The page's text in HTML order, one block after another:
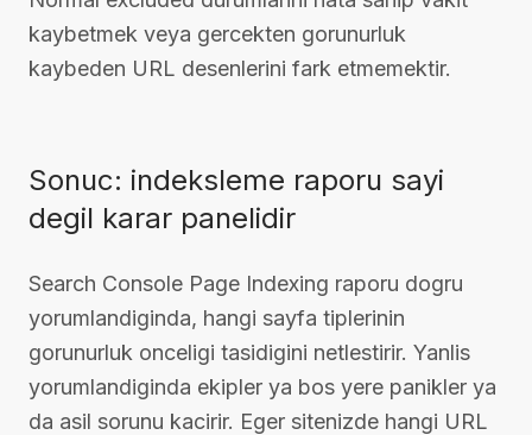
kaybetmek veya gercekten gorunurluk
kaybeden URL desenlerini fark etmemektir.
Sonuc: indeksleme raporu sayi
degil karar panelidir
Search Console Page Indexing raporu dogru
yorumlandiginda, hangi sayfa tiplerinin
gorunurluk onceligi tasidigini netlestirir. Yanlis
yorumlandiginda ekipler ya bos yere panikler ya
da asil sorunu kacirir. Eger sitenizde hangi URL